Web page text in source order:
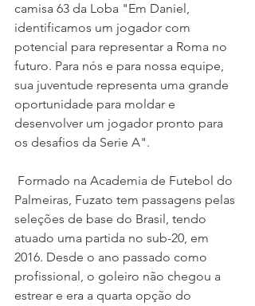
camisa 63 da Loba "Em Daniel,
identificamos um jogador com
potencial para representar a Roma no
futuro. Para nós e para nossa equipe,
sua juventude representa uma grande
oportunidade para moldar e
desenvolver um jogador pronto para
os desafios da Serie A".
Palmeiras, Fuzato tem passagens pelas
seleções de base do Brasil, tendo
atuado uma partida no sub-20, em
2016. Desde o ano passado como
profissional, o goleiro não chegou a
estrear e era a quarta opção do